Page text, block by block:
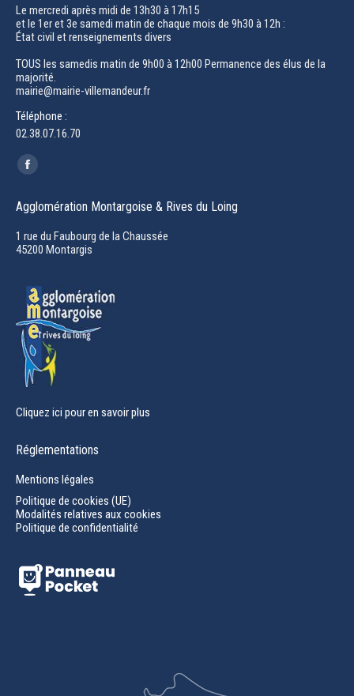
Le mercredi après midi de 13h30 à 17h15
et le 1er et 3e samedi matin de chaque mois de 9h30 à 12h :
État civil et renseignements divers
TOUS les samedis matin de 9h00 à 12h00 Permanence des élus de la
majorité.
mairie@mairie-villemandeur.fr
Téléphone :
02.38.07.16.70
Trouvez nous sur :
Facebook
opens
in
new
Agglomération Montargoise & Rives du Loing
1 rue du Faubourg de la Chaussée
45200 Montargis
Cliquez ici pour en savoir plus
Réglementations
Mentions légales
Politique de cookies (UE)
Modalités relatives aux cookies
Politique de confidentialité